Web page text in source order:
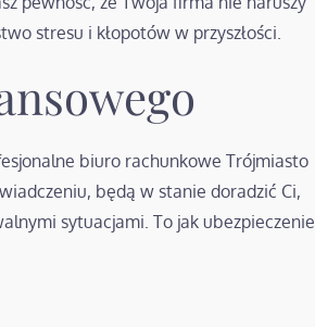
stresu i kłopotów w przyszłości.
biuro rachunkowe Trójmiasto
będą w stanie doradzić Ci,
sytuacjami. To jak ubezpieczenie